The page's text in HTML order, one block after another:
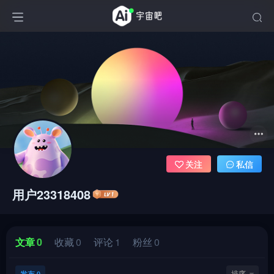
用户23318408
关注 私信
文章0 收藏0 评论 1 粉丝0